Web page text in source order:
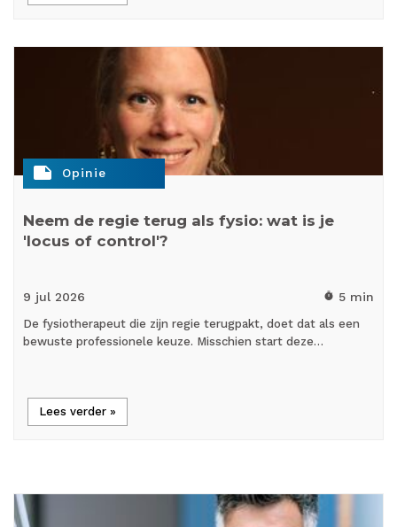
note Opinie
Neem de regie terug als fysio: wat is je
'locus of control'?
9 jul 2026 timer 5 min
De fysiotherapeut die zijn regie terugpakt, doet dat als een
bewuste professionele keuze. Misschien start deze…
Lees verder »